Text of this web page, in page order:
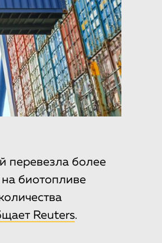
перевезла более
биотопливе
Reuters.